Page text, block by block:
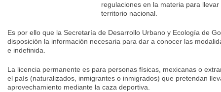
regulaciones en la materia para
territorio nacional.
Es por ello que la Secretaría de Desarrollo Urbano y Ecología de
disposición la información necesaria para dar a conocer las
e indefinida.
La licencia permanente es para personas físicas, mexicanas o
el país (naturalizados, inmigrantes o inmigrados) que pretendan
aprovechamiento mediante la caza deportiva.